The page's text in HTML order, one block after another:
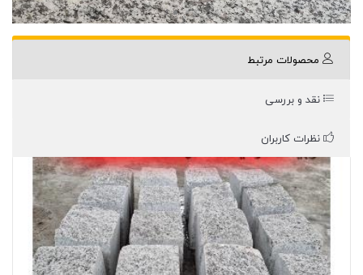
محصولات مرتبط
نقد و بررسی
نظرات کاربران